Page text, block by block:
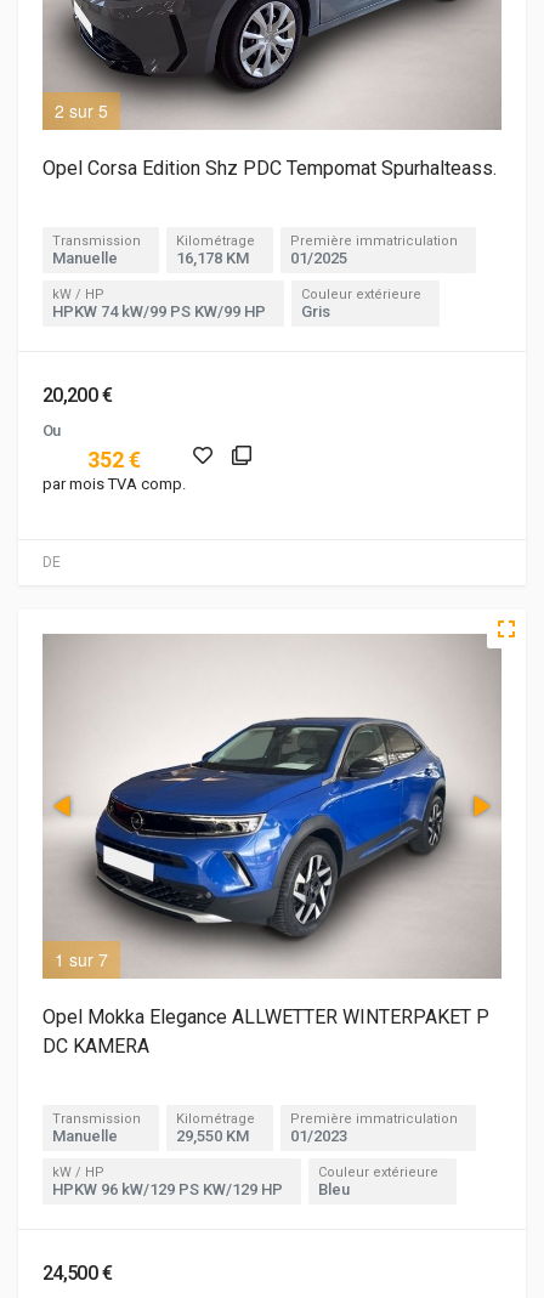
2 sur 5
DE
Opel Corsa Edition Shz PDC Tempomat Spurhalteass.
Transmission
Manuelle
Kilométrage
16,178 KM
Première immatriculation
01/2025
kW / HP
HPKW 74 kW/99 PS KW/99 HP
Couleur extérieure
Gris
20,200 €
Ou
352 €
par mois TVA comp.
1 sur 7
Opel Mokka Elegance ALLWETTER WINTERPAKET P
DC KAMERA
Transmission
Manuelle
Kilométrage
29,550 KM
Première immatriculation
01/2023
kW / HP
HPKW 96 kW/129 PS KW/129 HP
Couleur extérieure
Bleu
24,500 €